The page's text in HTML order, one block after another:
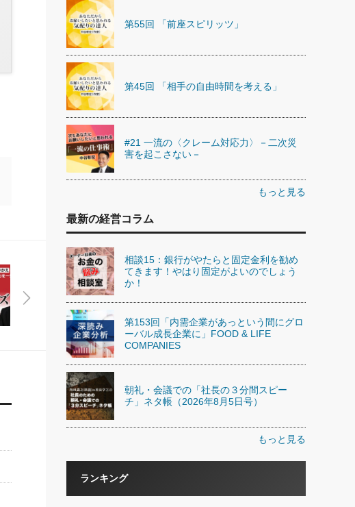
第55回 「前座スピリッツ」
第45回 「相手の自由時間を考える」
#21 一流の〈クレーム対応力〉－二次災
害を起こさない－
もっと見る
最新の経営コラム
相談15：銀行がやたらと固定金利を勧め
てきます！やはり固定がよいのでしょう
か！
第153回「内需企業があっという間にグロ
ーバル成長企業に」FOOD & LIFE
COMPANIES
朝礼・会議での「社長の３分間スピー
チ」ネタ帳（2026年8月5日号）
もっと見る
ランキング